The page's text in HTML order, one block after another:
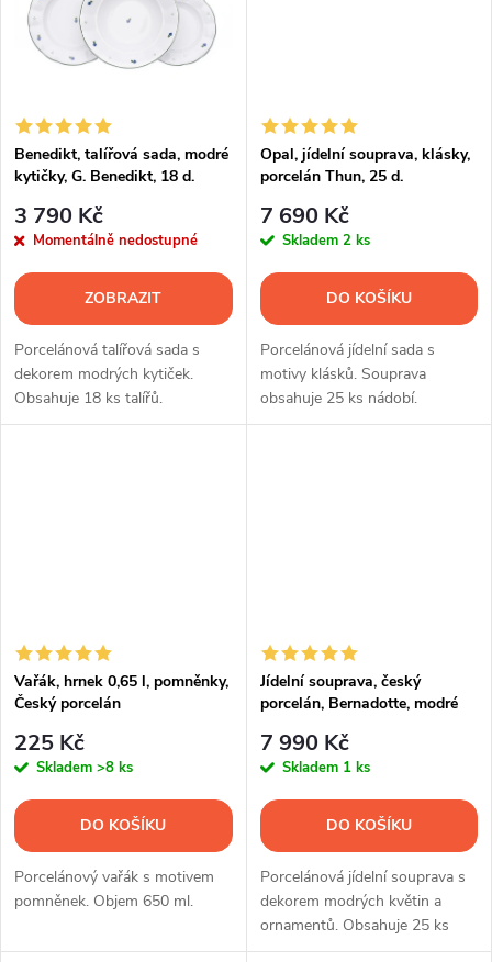
ů
ů
Benedikt, talířová sada, modré
kytičky, G. Benedikt, 18 d.
3 790 Kč
Momentálně nedostupné
ZOBRAZIT
Porcelánová talířová sada s
dekorem modrých kytiček.
Obsahuje 18 ks talířů.
Opal, jídelní souprava, klásky,
porcelán Thun, 25 d.
7 690 Kč
Skladem 2 ks
DO KOŠÍKU
Porcelánová jídelní sada s
motivy klásků. Souprava
obsahuje 25 ks nádobí.
Vařák, hrnek 0,65 l, pomněnky,
Český porcelán
225 Kč
Skladem >8 ks
DO KOŠÍKU
Porcelánový vařák s motivem
pomněnek. Objem 650 ml.
Jídelní souprava, český
porcelán, Bernadotte, modré
7 990 Kč
Skladem 1 ks
DO KOŠÍKU
Porcelánová jídelní souprava s
dekorem modrých květin a
ornamentů. Obsahuje 25 ks
nádobí.